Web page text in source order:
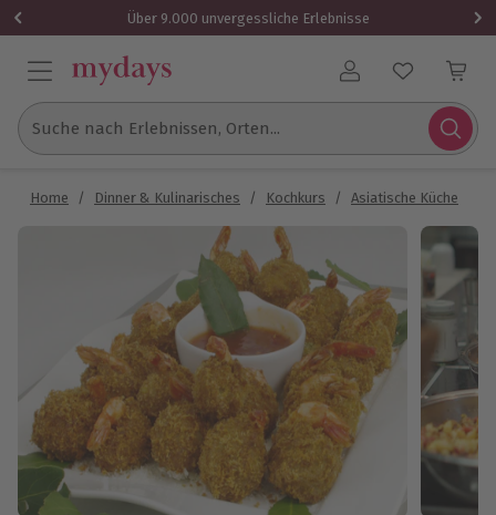
Über 9.000 unvergessliche Erlebnisse
Benutzerkonto
Suche nach Erlebnissen, Orten...
Home / Dinner & Kulinarisches / Kochkurs / Asiatische Küche